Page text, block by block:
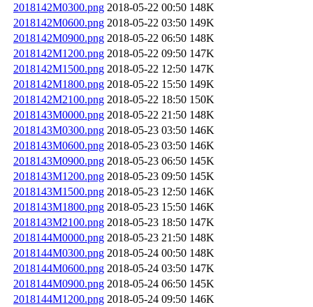
2018142M0300.png 2018-05-22 00:50 148K
2018142M0600.png 2018-05-22 03:50 149K
2018142M0900.png 2018-05-22 06:50 148K
2018142M1200.png 2018-05-22 09:50 147K
2018142M1500.png 2018-05-22 12:50 147K
2018142M1800.png 2018-05-22 15:50 149K
2018142M2100.png 2018-05-22 18:50 150K
2018143M0000.png 2018-05-22 21:50 148K
2018143M0300.png 2018-05-23 03:50 146K
2018143M0600.png 2018-05-23 03:50 146K
2018143M0900.png 2018-05-23 06:50 145K
2018143M1200.png 2018-05-23 09:50 145K
2018143M1500.png 2018-05-23 12:50 146K
2018143M1800.png 2018-05-23 15:50 146K
2018143M2100.png 2018-05-23 18:50 147K
2018144M0000.png 2018-05-23 21:50 148K
2018144M0300.png 2018-05-24 00:50 148K
2018144M0600.png 2018-05-24 03:50 147K
2018144M0900.png 2018-05-24 06:50 145K
2018144M1200.png 2018-05-24 09:50 146K